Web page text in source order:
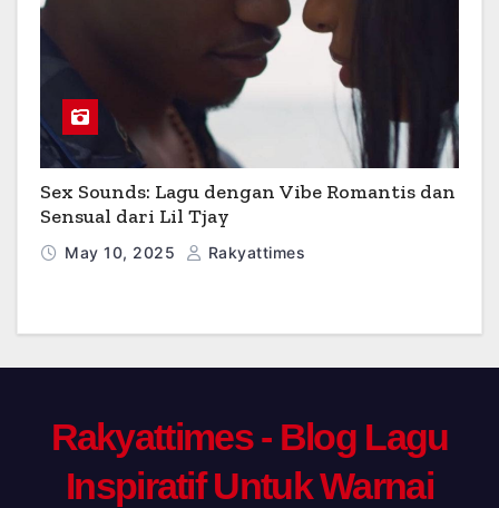
Sex Sounds: Lagu dengan Vibe Romantis dan
Sensual dari Lil Tjay
May 10, 2025 Rakyattimes
Rakyattimes - Blog Lagu
Inspiratif Untuk Warnai